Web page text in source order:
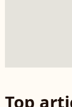
Top